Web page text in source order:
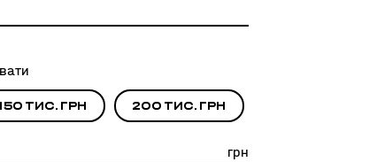
тис. грн 200 тис. грн
грн